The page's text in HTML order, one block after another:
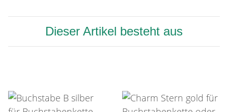
Dieser Artikel besteht aus